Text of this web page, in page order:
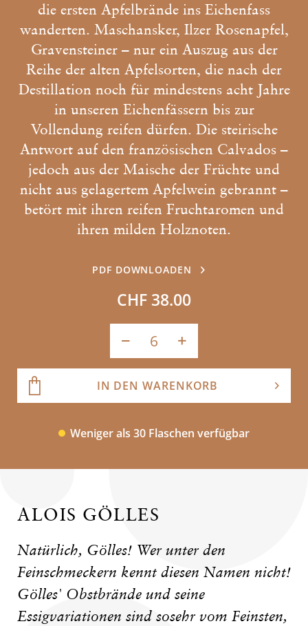
die ersten Apfelbrände ins Eichenfass
wanderten. Maschansker, Ilzer Rosenapfel,
Gravensteiner – nur ein Auszug aus der
Reihe der alten Apfelsorten, die nach der
Destillation noch für mindestens acht Jahre
in unseren Eichenfässern bis zur
Vollendung reifen dürfen. Die steirische
Antwort auf den französischen Calvados –
jedoch aus der Maische der Früchte und
nicht aus gelagertem Apfelwein gebrannt –
betört mit ihren reifen Fruchtaromen und
ihren milden Holznoten.
PDF DOWNLOADEN
CHF 38.00
IN DEN WARENKORB
Weniger als 30 Flaschen verfügbar
ALOIS GÖLLES
Natürlich, Gölles! Wer unter den
Feinschmeckern kennt diesen Namen nicht!
Gölles' Obstbrände und seine
Essigvariationen sind sosehr vom Feinsten,